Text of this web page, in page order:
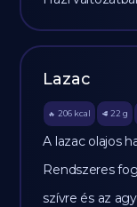
Lazac
🔥 206 kcal 🥩 22 g
A lazac olajos
Rendszeres
szívre és az